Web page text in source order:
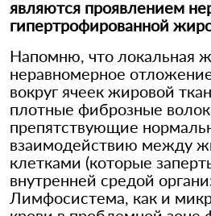
являются проявлением
гипертрофированной
Напомню, что локальная
неравномерное
вокруг ячеек жировой
плотные фиброзные
препятствующие
взаимодействию между
клетками (которые
внутренней средой
Лимфосистема, как и